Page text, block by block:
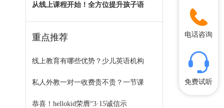
从线上课程开始！全方位提升孩子语
重点推荐
线上教育有哪些优势？少儿英语机构
私人外教一对一收费贵不贵？一节课
恭喜！hellokid荣膺“3·15诚信示
电话咨询
免费试听